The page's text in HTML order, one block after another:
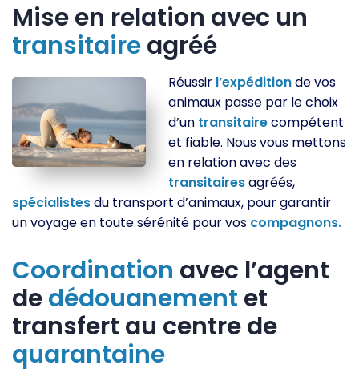
Mise en relation avec un
transitaireagréé
Réussir l’expéditionde vos
animaux passe par le choix
d’un transitairecompétent
et fiable. Nous vous mettons
en relation avec des
transitairesagréés,
spécialistesdu transport d’animaux, pour garantir
un voyage en toute sérénité pour vos compagnons.
Coordination avec l’agent
dedédouanement et
transfert au centre de
quarantaine